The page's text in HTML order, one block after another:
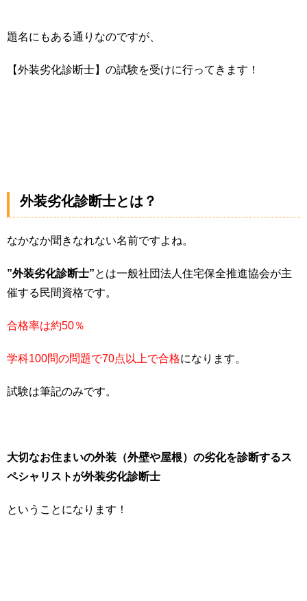
題名にもある通りなのですが、
【外装劣化診断士】の試験を受けに行ってきます！
外装劣化診断士とは？
なかなか聞きなれない名前ですよね。
”外装劣化診断士”とは一般社団法人住宅保全推進協会が主
催する民間資格です。
合格率は約50％
学科100問の問題で70点以上で合格になります。
試験は筆記のみです。
大切なお住まいの外装（外壁や屋根）の劣化を診断するス
ペシャリストが外装劣化診断士
ということになります！